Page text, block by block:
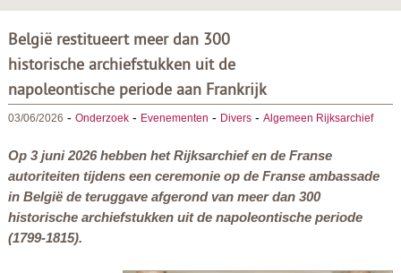
België restitueert meer dan 300
historische archiefstukken uit de
napoleontische periode aan Frankrijk
03/06/2026 - Onderzoek- Evenementen - Divers- Algemeen Rijksarchief
Op 3 juni 2026 hebben het Rijksarchief en de Franse
autoriteiten tijdens een ceremonie op de Franse ambassade
in België de teruggave afgerond van meer dan 300
historische archiefstukken uit de napoleontische periode
(1799-1815).